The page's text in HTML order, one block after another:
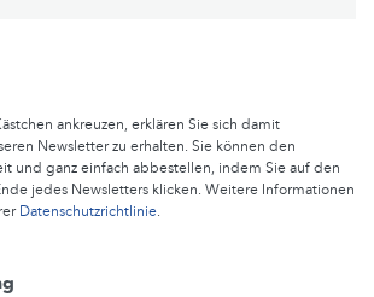
ankreuzen, erklären Sie sich damit
Newsletter zu erhalten. Sie können den
und ganz einfach abbestellen, indem Sie auf den
jedes Newsletters klicken. Weitere Informationen
Datenschutzrichtlinie.